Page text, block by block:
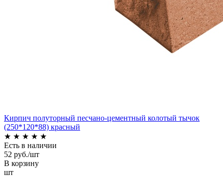
Кирпич полуторный песчано-цементный колотый тычок
(250*120*88) красный
★ ★ ★ ★ ★
Есть в наличии
52 руб./шт
В корзину
шт